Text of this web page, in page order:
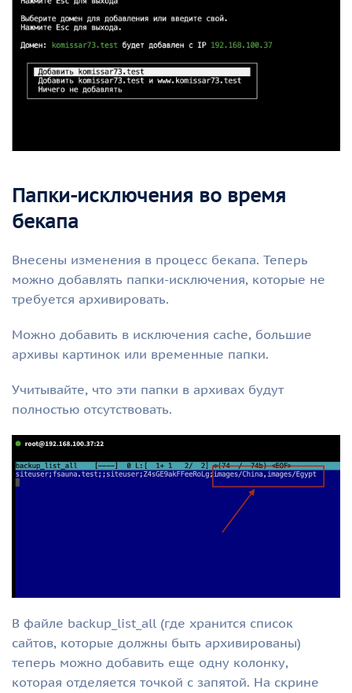
Папки-исключения во время
бекапа
Внесены изменения в процесс бекапа. Теперь
можно добавлять папки-исключения, которые не
требуется архивировать.
Можно добавить в исключения cache, большие
архивы картинок или временные папки.
Учитывайте, что эти папки в архивах будут
полностью отсутствовать.
В файле backup_list_all (где хранится список
сайтов, которые должны быть архивированы)
теперь можно добавить еще одну колонку,
которая отделяется точкой с запятой. На скрине